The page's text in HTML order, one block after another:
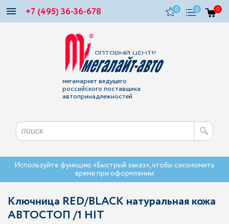
+7 (495) 36-36-678 0 0 0
мегамаркет ведущего
российского поставщика
автопринадлежностей
Используйте функцию «Быстрый заказ», чтобы сэкономить
время при оформлении
Ключница RED/BLACK натуральная кожа
АВТОСТОП /1 HIT